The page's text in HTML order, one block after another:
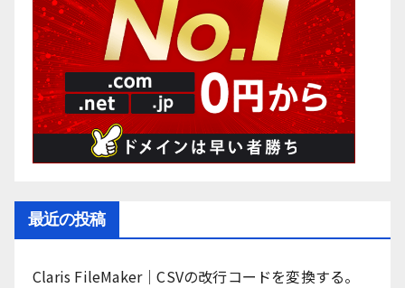
最近の投稿
Claris FileMaker｜CSVの改行コードを変換する。